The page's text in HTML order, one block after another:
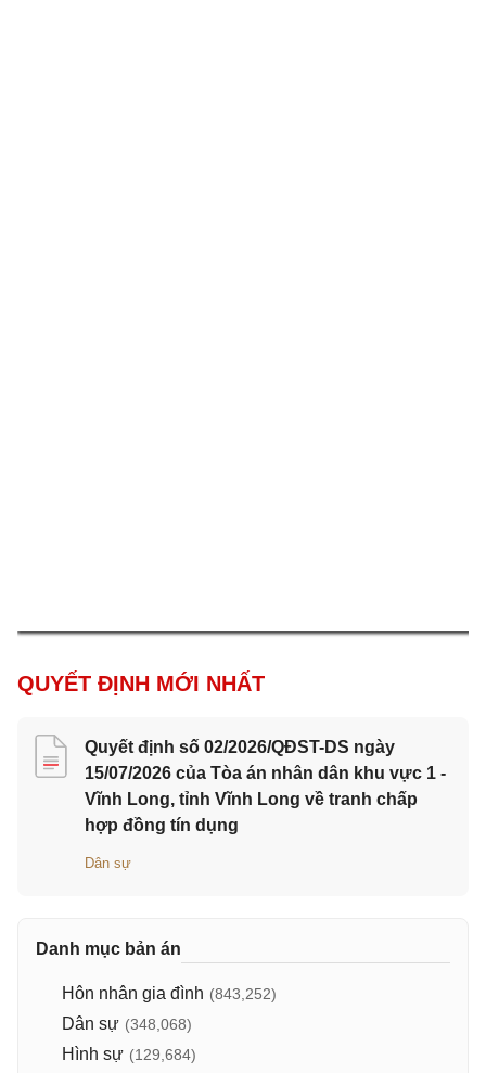
QUYẾT ĐỊNH MỚI NHẤT
Quyết định số 02/2026/QĐST-DS ngày
15/07/2026 của Tòa án nhân dân khu vực 1 -
Vĩnh Long, tỉnh Vĩnh Long về tranh chấp
hợp đồng tín dụng
Dân sự
Danh mục bản án
Hôn nhân gia đình (843,252)
Dân sự (348,068)
Hình sự (129,684)